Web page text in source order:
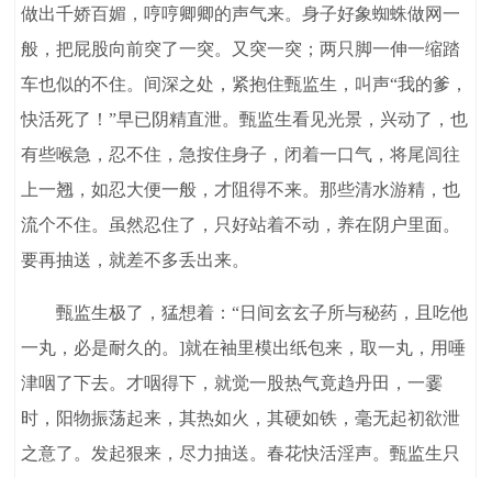
做出千娇百媚，哼哼卿卿的声气来。身子好象蜘蛛做网一
般，把屁股向前突了一突。又突一突；两只脚一伸一缩踏
车也似的不住。间深之处，紧抱住甄监生，叫声“我的爹，
快活死了！”早已阴精直泄。甄监生看见光景，兴动了，也
有些喉急，忍不住，急按住身子，闭着一口气，将尾闾往
上一翘，如忍大便一般，才阻得不来。那些清水游精，也
流个不住。虽然忍住了，只好站着不动，养在阴户里面。
要再抽送，就差不多丢出来。
甄监生极了，猛想着：“日间玄玄子所与秘药，且吃他
一丸，必是耐久的。]就在袖里模出纸包来，取一丸，用唾
津咽了下去。才咽得下，就觉一股热气竟趋丹田，一霎
时，阳物振荡起来，其热如火，其硬如铁，毫无起初欲泄
之意了。发起狠来，尽力抽送。春花快活淫声。甄监生只